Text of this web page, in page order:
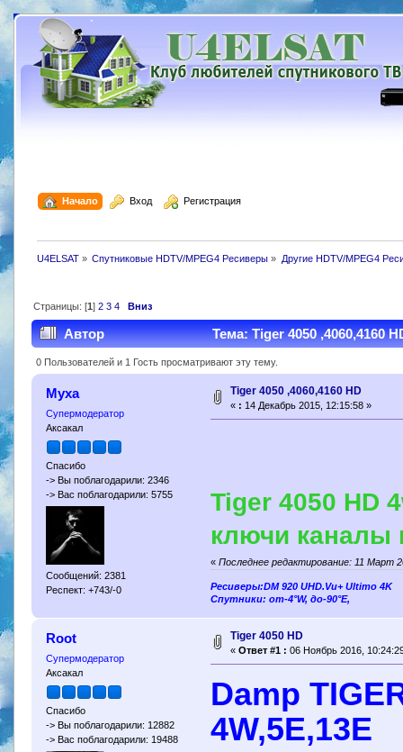
Начало Вход Регистрация
U4ELSAT» Спутниковые HDTV/MPEG4 Ресиверы » Другие HDTV/MPEG4
Страницы: [1] 2 3 4 Вниз
Автор Тема: Tiger 4050 ,4060,4160
0 Пользователей и 1 Гость просматривают эту тему.
Муха
Супермодератор
Аксакал
Спасибо
-> Вы поблагодарили: 2346
-> Вас поблагодарили: 5755
Сообщений: 2381
Респект: +743/-0
Tiger 4050 ,4060,4160 HD
« : 14 Декабрь 2015, 12:15:58 »
Tiger 4050 HD
ключи каналы
«Последнее редактирование: 11 Март
Ресиверы:DM 920 UHD.Vu+ Ultimo 4K
Спутники: от-4°W, до-90°E,
Root
Супермодератор
Аксакал
Спасибо
-> Вы поблагодарили: 12882
-> Вас поблагодарили: 19488
Tiger 4050 HD
« Ответ #1 : 06 Ноябрь 2016,
Damp
4W,5E,13E